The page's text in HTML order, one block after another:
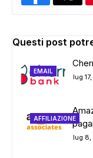
Questi post
EMAIL
lug
AFFILIAZIONE
lug